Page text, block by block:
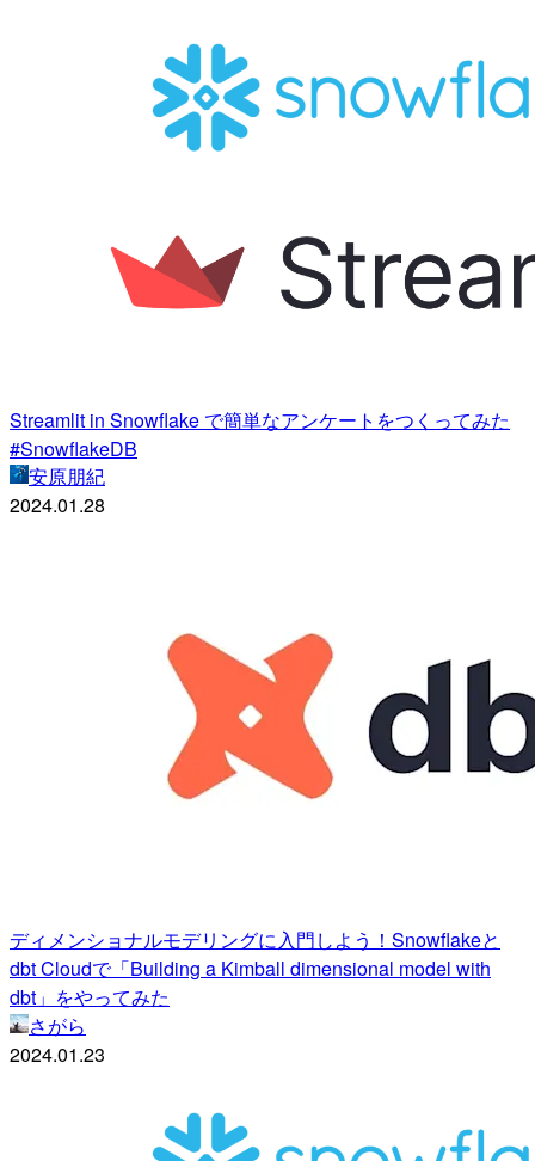
Streamlit in Snowflake で簡単なアンケートをつくってみた
#SnowflakeDB
安原朋紀
2024.01.28
ディメンショナルモデリングに入門しよう！Snowflakeと
dbt Cloudで「Building a Kimball dimensional model with
dbt」をやってみた
さがら
2024.01.23